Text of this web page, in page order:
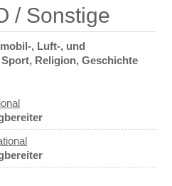
/ Sonstige
, Luft-, und
Religion, Geschichte